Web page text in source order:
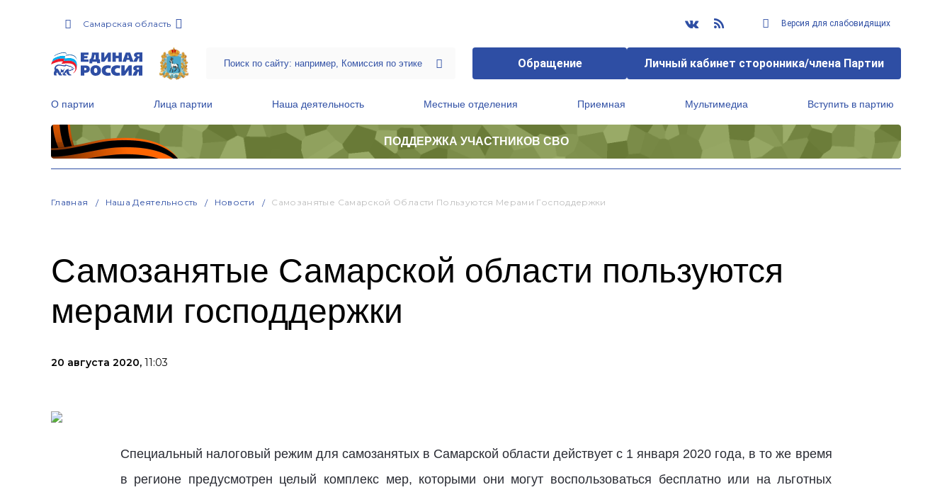
Самарская область Версия для слабовидящих
Обращение Личный кабинет сторонника/члена Партии
О партии Лица партии Наша деятельность Местные отделения Приемная Мультимедиа Вступить в партию
ПОДДЕРЖКА УЧАСТНИКОВ СВО
Главная Наша Деятельность Новости Самозанятые Самарской Области Пользуются Мерами Господдержки
Самозанятые Самарской области пользуются
мерами господдержки
20 августа 2020, 11:03
Специальный налоговый режим для самозанятых в Самарской области действует с 1 января 2020 года, в то же время
в регионе предусмотрен целый комплекс мер, которыми они могут воспользоваться бесплатно или на льготных